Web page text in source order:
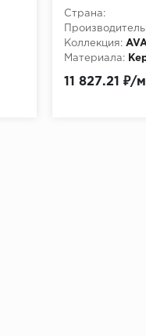
Страна:
Коллекция:
Материала:
11 827.21 ₽/